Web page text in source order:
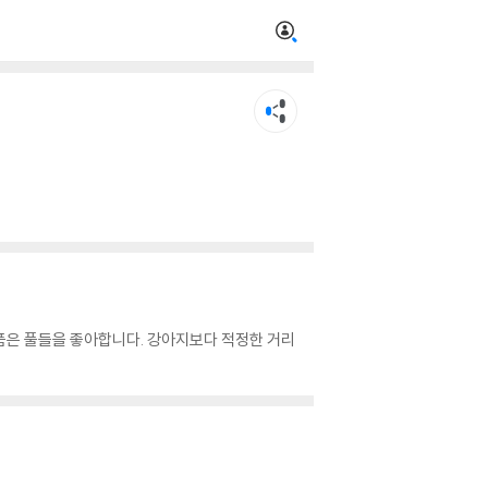
풀들을 좋아합니다. 강아지보다 적정한 거리